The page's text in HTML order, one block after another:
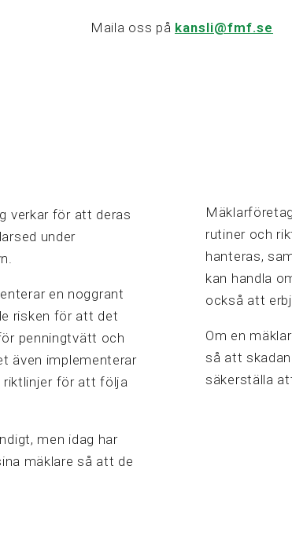
Maila oss på kansli@fmf.se
verkar för att deras
under
en noggrant
risken för att det
penningtvätt och
även implementerar
riktlinjer för att följa
men idag har
mäklare så att de
rutiner och
hanteras,
kan handla
också att
Om en
så att
säkerställa